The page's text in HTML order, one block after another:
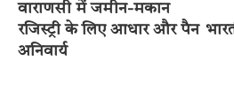
वाराणसी में जमीन-मकान
रजिस्ट्री के लिए आधार और पैन
अनिवार्य